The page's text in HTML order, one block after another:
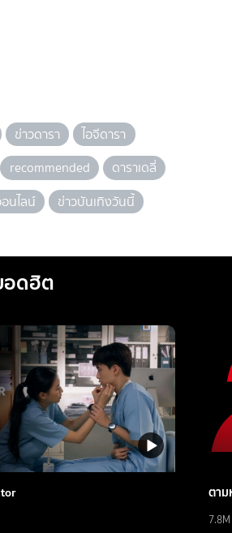
ข่าวดารา
ไอจีดารา
recommended
ดาราเดลี่
นไลน์ ข่าวบันเทิงวันนี้
อดฮิต
ตาม
7.8M